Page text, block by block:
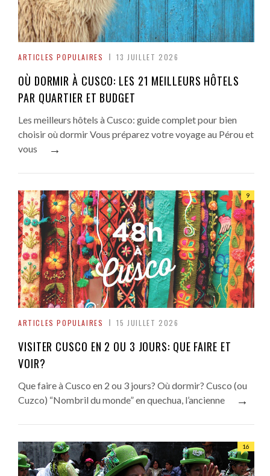
ARTICLES POPULAIRES 13 JUILLET 2026
OÙ DORMIR À CUSCO: LES 21 MEILLEURS HÔTELS
PAR QUARTIER ET BUDGET
Les meilleurs hôtels à Cusco: guide complet pour bien
choisir où dormir Vous préparez votre voyage au Pérou et
vous
→
9
ARTICLES POPULAIRES 15 JUILLET 2026
VISITER CUSCO EN 2 OU 3 JOURS: QUE FAIRE ET
VOIR?
Que faire à Cusco en 2 ou 3 jours? Où dormir? Cusco (ou
Cuzco) “Nombril du monde” en quechua, l’ancienne
→
16